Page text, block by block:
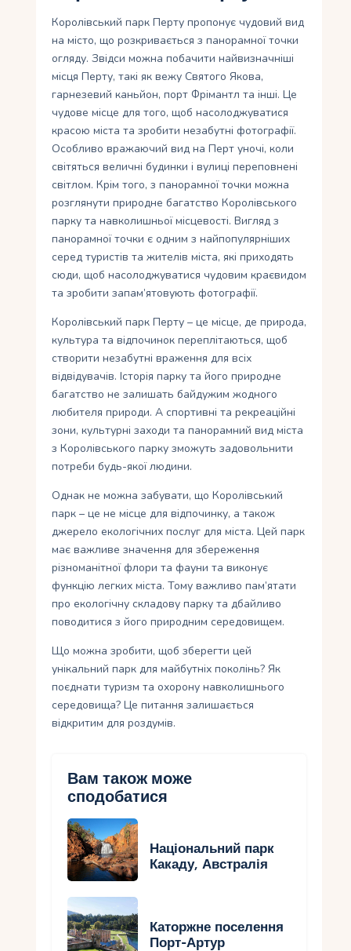
Королівський парк Перту пропонує чудовий вид
на місто, що розкривається з панорамної точки
огляду. Звідси можна побачити найвизначніші
місця Перту, такі як вежу Святого Якова,
гарнезевий каньйон, порт Фрімантл та інші. Це
чудове місце для того, щоб насолоджуватися
красою міста та зробити незабутні фотографії.
Особливо вражаючий вид на Перт уночі, коли
світяться величні будинки і вулиці переповнені
світлом. Крім того, з панорамної точки можна
розглянути природне багатство Королівського
парку та навколишньої місцевості. Вигляд з
панорамної точки є одним з найпопулярніших
серед туристів та жителів міста, які приходять
сюди, щоб насолоджуватися чудовим краєвидом
та зробити запам’ятовують фотографії.
Королівський парк Перту – це місце, де природа,
культура та відпочинок переплітаються, щоб
створити незабутні враження для всіх
відвідувачів. Історія парку та його природне
багатство не залишать байдужим жодного
любителя природи. А спортивні та рекреаційні
зони, культурні заходи та панорамний вид міста
з Королівського парку зможуть задовольнити
потреби будь-якої людини.
Однак не можна забувати, що Королівський
парк – це не місце для відпочинку, а також
джерело екологічних послуг для міста. Цей парк
має важливе значення для збереження
різноманітної флори та фауни та виконує
функцію легких міста. Тому важливо пам’ятати
про екологічну складову парку та дбайливо
поводитися з його природним середовищем.
Що можна зробити, щоб зберегти цей
унікальний парк для майбутніх поколінь? Як
поєднати туризм та охорону навколишнього
середовища? Це питання залишається
відкритим для роздумів.
Вам також може
сподобатися
Національний парк
Какаду, Австралія
Каторжне поселення
Порт-Артур